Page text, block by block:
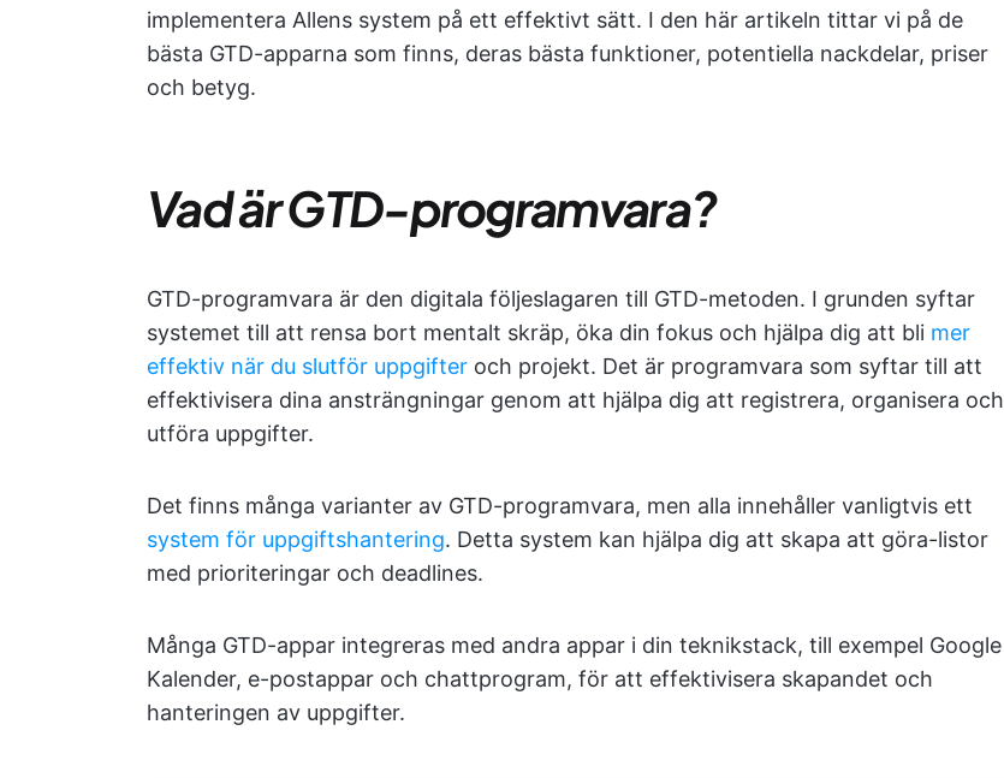
implementera Allens system på ett effektivt sätt. I den här artikeln tittar vi på de
bästa GTD-apparna som finns, deras bästa funktioner, potentiella nackdelar, priser
och betyg.
Vad är GTD-programvara?
GTD-programvara är den digitala följeslagaren till GTD-metoden. I grunden syftar
systemet till att rensa bort mentalt skräp, öka din fokus och hjälpa dig att bli mer
effektiv när du slutför uppgifter och projekt. Det är programvara som syftar till att
effektivisera dina ansträngningar genom att hjälpa dig att registrera, organisera och
utföra uppgifter.
Det finns många varianter av GTD-programvara, men alla innehåller vanligtvis ett
system för uppgiftshantering. Detta system kan hjälpa dig att skapa att göra-listor
med prioriteringar och deadlines.
Många GTD-appar integreras med andra appar i din teknikstack, till exempel Google
Kalender, e-postappar och chattprogram, för att effektivisera skapandet och
hanteringen av uppgifter.